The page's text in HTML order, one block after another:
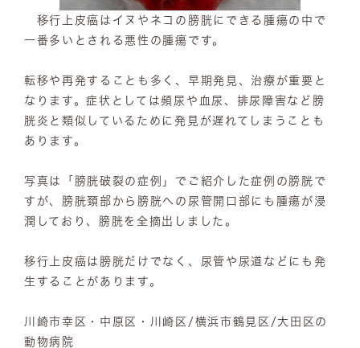
移行上皮癌はイヌやネコの膀胱にできる腫瘍の中で
一番多いとされる悪性の腫瘍です。
転移や再発することも多く、早期発見、治療が重要と
なります。症状としては頻尿や血尿、排尿障害など膀
胱炎と類似しているために発見が遅れてしまうことも
あります。
写真は「膀胱破裂の症例」でご紹介した症例の膀胱で
すが、膀胱頚部から膀胱への尿管開口部にも腫瘍が浸
潤しており、膀胱を全摘出しました。
移行上皮癌は膀胱だけでなく、尿管や尿道などにも発
生することがあります。
川崎市幸区・中原区・川崎区/横浜市鶴見区/大田区の
動物病院